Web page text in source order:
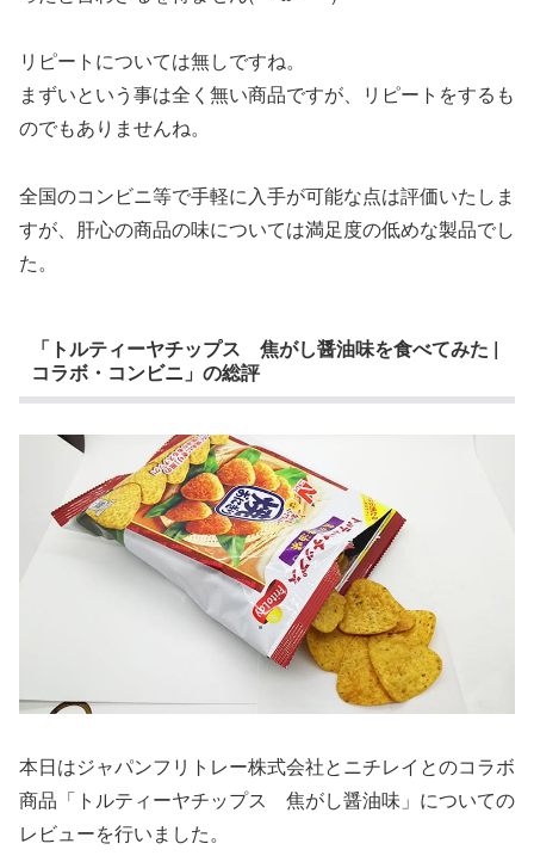
リピートについては無しですね。
まずいという事は全く無い商品ですが、リピートをするも
のでもありませんね。
全国のコンビニ等で手軽に入手が可能な点は評価いたしま
すが、肝心の商品の味については満足度の低めな製品でし
た。
「トルティーヤチップス 焦がし醤油味を食べてみた |
コラボ・コンビニ」の総評
本日はジャパンフリトレー株式会社とニチレイとのコラボ
商品「トルティーヤチップス 焦がし醤油味」についての
レビューを行いました。